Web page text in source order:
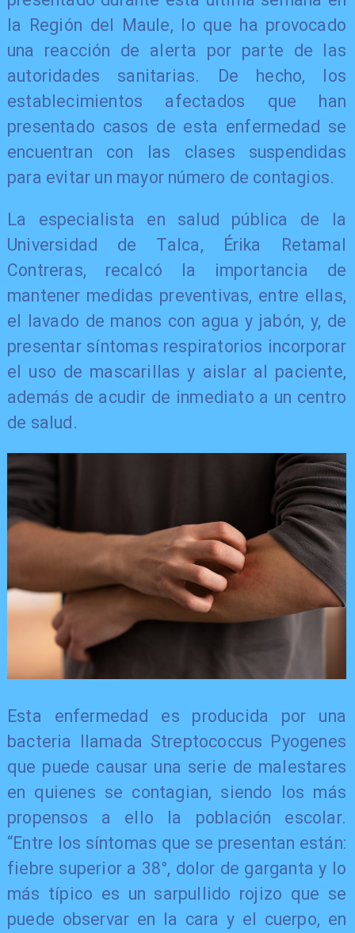
la Región del Maule, lo que ha provocado
una reacción de alerta por parte de las
autoridades sanitarias. De hecho, los
establecimientos afectados que han
presentado casos de esta enfermedad se
encuentran con las clases suspendidas
para evitar un mayor número de contagios.
La especialista en salud pública de la
Universidad de Talca, Érika Retamal
Contreras, recalcó la importancia de
mantener medidas preventivas, entre ellas,
el lavado de manos con agua y jabón, y, de
presentar síntomas respiratorios incorporar
el uso de mascarillas y aislar al paciente,
además de acudir de inmediato a un centro
de salud.
Esta enfermedad es producida por una
bacteria llamada Streptococcus Pyogenes
que puede causar una serie de malestares
en quienes se contagian, siendo los más
propensos a ello la población escolar.
“Entre los síntomas que se presentan están:
fiebre superior a 38°, dolor de garganta y lo
más típico es un sarpullido rojizo que se
puede observar en la cara y el cuerpo, en